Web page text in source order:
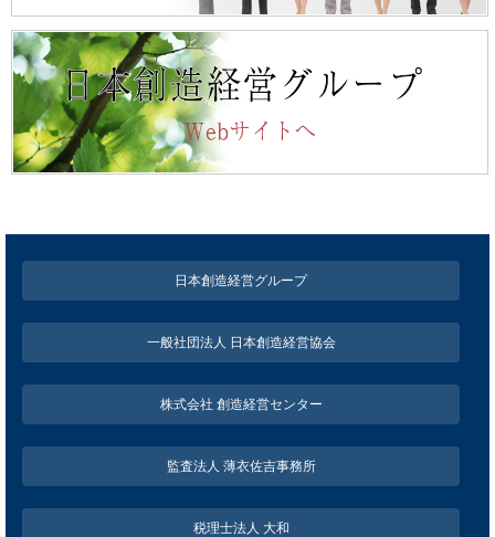
日本創造経営グループ
一般社団法人 日本創造経営協会
株式会社 創造経営センター
監査法人 薄衣佐吉事務所
税理士法人 大和